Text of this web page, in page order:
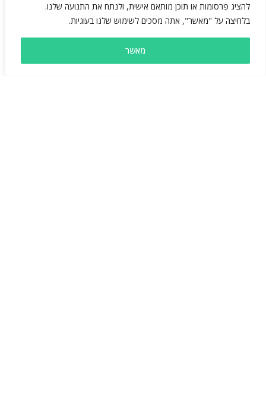
להציג פרסומות או תוכן מותאם אישית, ולנתח את התנועה שלנו.
בלחיצה על "מאשר", אתה מסכים לשימוש שלנו בעוגיות.
מאשר